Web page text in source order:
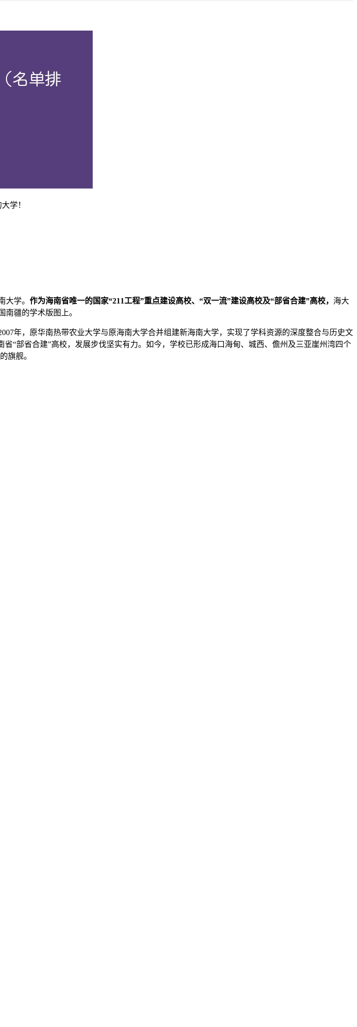
学！
学。 作为海南省唯一的国家“211工程”重点建设高校、“双一流”建设高校及“部省合建”高校， 海大
疆的学术版图上。
年，原华南热带农业大学与原海南大学合并组建新海南大学，实现了学科资源的深度整合与历史文
“部省合建”高校，发展步伐坚实有力。如今，学校已形成海口海甸、城西、儋州及三亚崖州湾四个
旗舰。